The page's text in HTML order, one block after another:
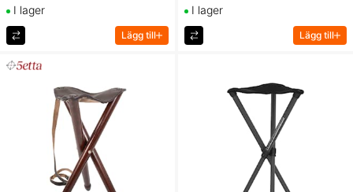
I lager
Lägg till
I lager
Lägg till